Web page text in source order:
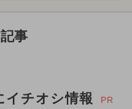
事
イチオシ情報 PR